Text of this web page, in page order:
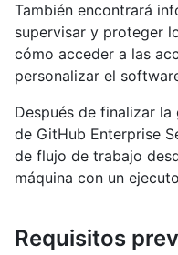
También encontrará
supervisar y proteger
cómo acceder a las
personalizar el
Después de finalizar
de GitHub Enterprise
de flujo de trabajo
máquina con un
Requisitos